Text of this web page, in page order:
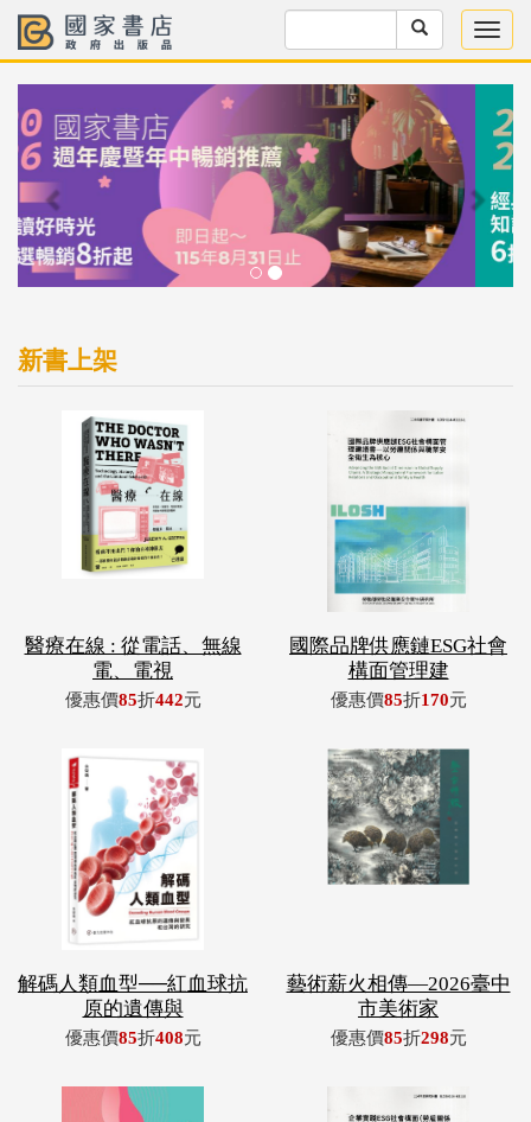
新書上架
醫療在線 : 從電話、無線
電、電視
優惠價85折442元
國際品牌供應鏈ESG社會
構面管理建
優惠價85折170元
解碼人類血型──紅血球抗
原的遺傳與
優惠價85折408元
藝術薪火相傳—2026臺中
市美術家
優惠價85折298元